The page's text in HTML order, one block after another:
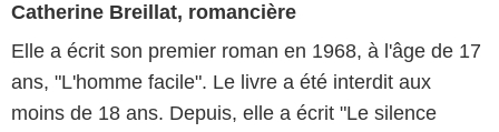
Catherine Breillat, romancière
Elle a écrit son premier roman en 1968, à l'âge de 17
ans, "L'homme facile". Le livre a été interdit aux
moins de 18 ans. Depuis, elle a écrit "Le silence